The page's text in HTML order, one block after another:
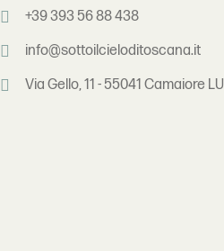
+39 393 56 88 438
info@sottoilcieloditoscana.it
Via Gello, 11 - 55041 Camaiore LU